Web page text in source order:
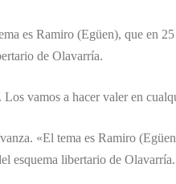
es Ramiro (Egüen), que en
de Olavarría.
vamos a hacer valer en
«El tema es Ramiro
esquema libertario de Olavarría.